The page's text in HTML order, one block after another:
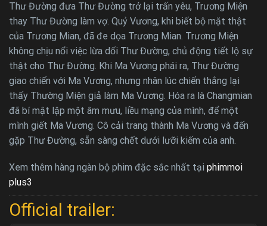
Thư Đường đưa Thư Đường trở lại trấn yêu, Trương Miện
thay Thư Đường làm vợ. Quỷ Vương, khi biết bộ mặt thật
của Trương Mian, đã đe dọa Trương Mian. Trương Miện
không chịu nổi việc lừa dối Thư Đường, chủ động tiết lộ sự
thật cho Thư Đường. Khi Ma Vương phái ra, Thư Đường
giao chiến với Ma Vương, nhưng nhân lúc chiến thắng lại
thấy Thường Miện giả làm Ma Vương. Hóa ra là Changmian
đã bí mật lập một âm mưu, liều mạng của mình, để một
mình giết Ma Vương. Cô cải trang thành Ma Vương và đến
gặp Thư Đường, sẵn sàng chết dưới lưỡi kiếm của anh.
Xem thêm hàng ngàn bộ phim đặc sắc nhất tại phimmoi
plus3
Official trailer: